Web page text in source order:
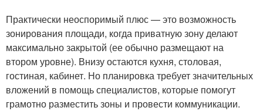
Практически неоспоримый плюс — это возможность
зонирования площади, когда приватную зону делают
максимально закрытой (ее обычно размещают на
втором уровне). Внизу остаются кухня, столовая,
гостиная, кабинет. Но планировка требует значительных
вложений в помощь специалистов, которые помогут
грамотно разместить зоны и провести коммуникации.